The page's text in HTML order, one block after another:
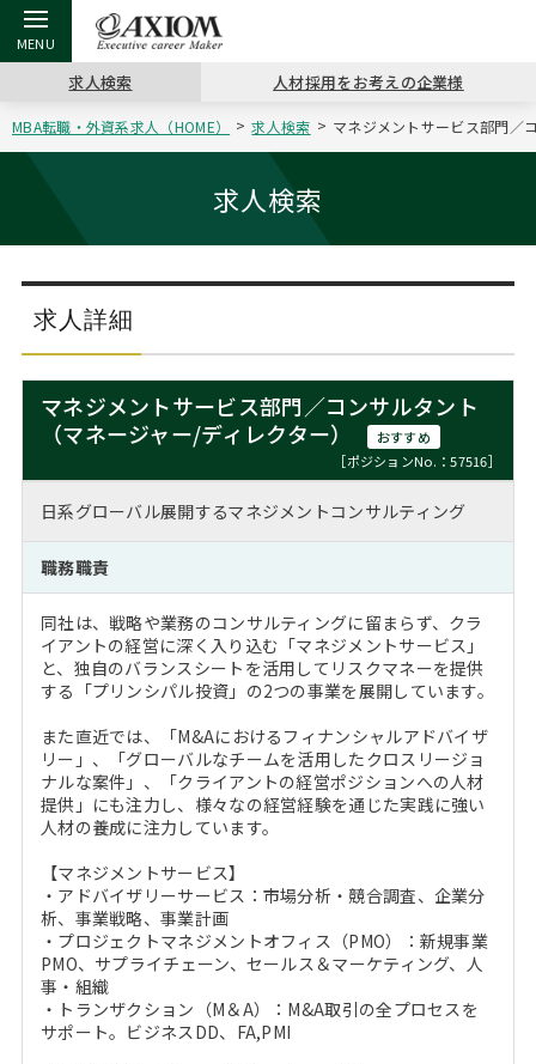
戻る
アクシアムの特長
戻る
コンサ
サービス案内
戻る
キャリ
コンサルタントの紹介
戻る
キャリア支援 TOP
キャリアデザイン講座
（最新求人市場動向）
戻る
MBAの
ステージ別アドバイス
MBAの転職事例
MBA留学生数の推移
戻る
日本か
インターン受入企業一覧
MBAを生かす求人特集
年齢と年収の相関図
戻る
転職ツール TOP
英文レジュメの書き方
戻る
パワー
職務経歴書の書き方
よくある面接Q&A集
戻る
転職コラム TOP
“展”職相談室
転職市場の明日をよめ
転職成功への4つの鍵
注目企業インタビュー
戻る
イベント・セミナー TOP
ジョブフェア
キャリアデザインセミナー
キャリアフォーラム
Career Talk Live
MBA NETWORKING
戻る
会社概要 TOP
沿革
主なクライアント
採用情報
ニュースリリース
求人検索 人材採用をお考えの企業様
MBA転職・外資系求人（HOME） 求人検索 マネジメントサービス部門／
求人検索
求人詳細
マネジメントサービス部門／コンサルタント
（マネージャー/ディレクター）
おすすめ
［ポジションNo.：57516］
日系グローバル展開するマネジメントコンサルティング
職務職責
同社は、戦略や業務のコンサルティングに留まらず、クラ
イアントの経営に深く入り込む「マネジメントサービス」
と、独自のバランスシートを活用してリスクマネーを提供
する「プリンシパル投資」の2つの事業を展開しています。
また直近では、「M&Aにおけるフィナンシャルアドバイザ
リー」、「グローバルなチームを活用したクロスリージョ
ナルな案件」、「クライアントの経営ポジションへの人材
提供」にも注力し、様々なの経営経験を通じた実践に強い
人材の養成に注力しています。
【マネジメントサービス】
・アドバイザリーサービス：市場分析・競合調査、企業分
析、事業戦略、事業計画
・プロジェクトマネジメントオフィス（PMO）：新規事業
PMO、サプライチェーン、セールス＆マーケティング、人
事・組織
・トランザクション（M＆A）：M&A取引の全プロセスを
サポート。ビジネスDD、FA,PMI